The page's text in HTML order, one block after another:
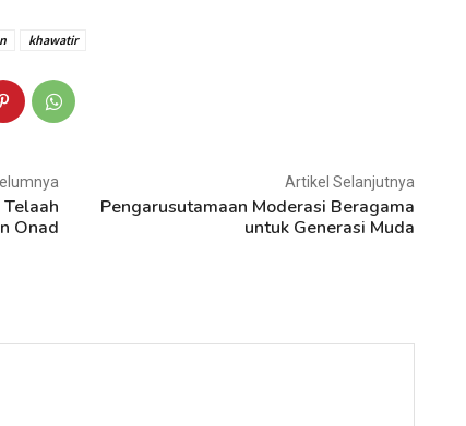
khawatir
Onad
Artikel Selanjutnya
Pengarusutamaan Moderasi Beragama
untuk Generasi Muda